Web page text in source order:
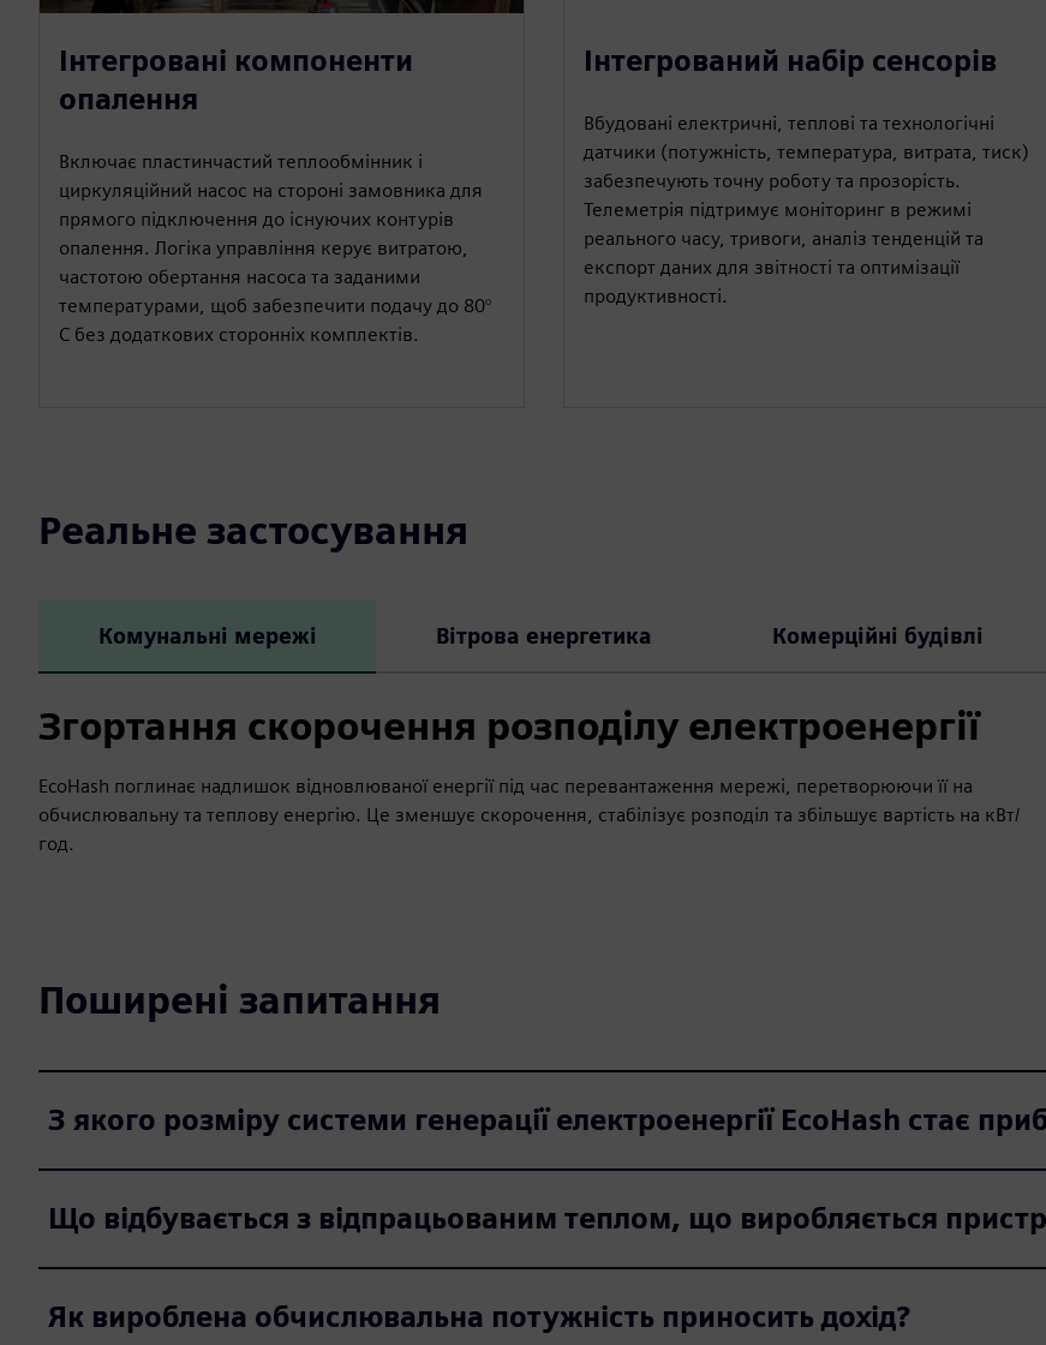
Інтегровані компоненти
опалення
Включає пластинчастий теплообмінник і
циркуляційний насос на стороні замовника для
прямого підключення до існуючих контурів
опалення. Логіка управління керує витратою,
частотою обертання насоса та заданими
температурами, щоб забезпечити подачу до 80°
C без додаткових сторонніх комплектів.
Інтегрований набір сенсорів
Вбудовані електричні, теплові та технологічні
датчики (потужність, температура, витрата, тиск)
забезпечують точну роботу та прозорість.
Телеметрія підтримує моніторинг в режимі
реального часу, тривоги, аналіз тенденцій та
експорт даних для звітності та оптимізації
продуктивності.
Реальне застосування
Комунальні мережі Вітрова енергетика Комерційні будівлі
Згортання скорочення розподілу електроенергії
EcoHash поглинає надлишок відновлюваної енергії під час перевантаження мережі, перетворюючи її на
обчислювальну та теплову енергію. Це зменшує скорочення, стабілізує розподіл та збільшує вартість на кВт/
год.
Поширені запитання
З якого розміру системи генерації електроенергії EcoHash стає
Що відбувається з відпрацьованим теплом, що виробляється
Як вироблена обчислювальна потужність приносить дохід?